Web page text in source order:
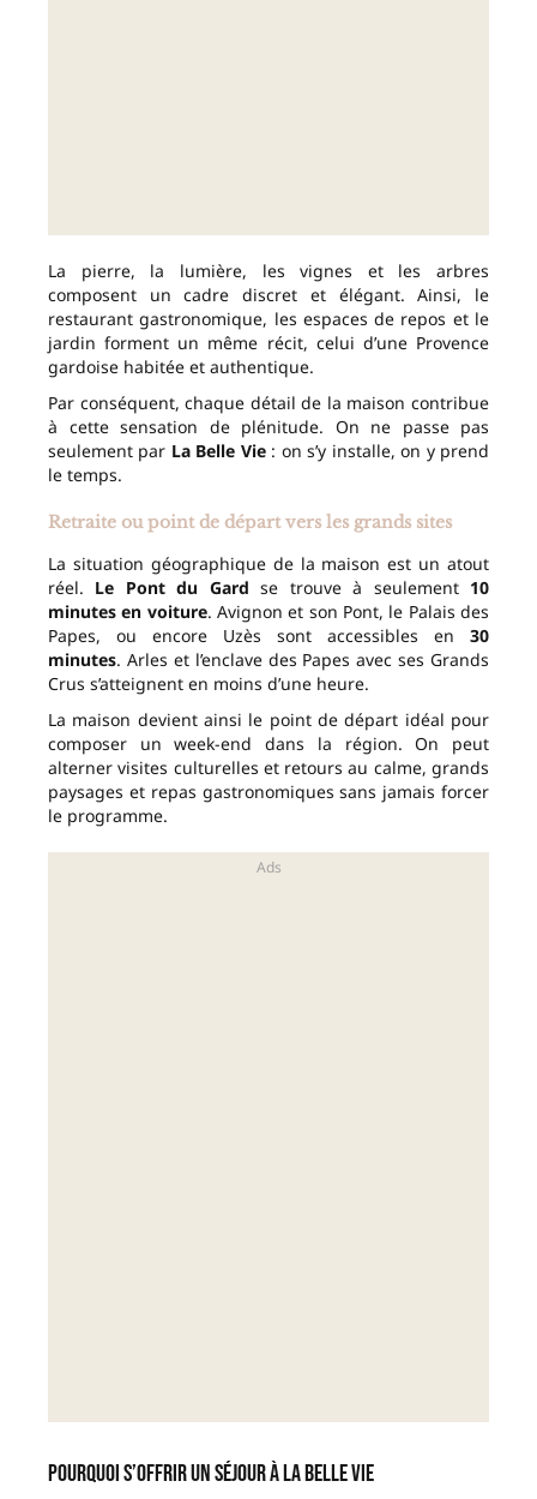
La pierre, la lumière, les vignes et les arbres
composent un cadre discret et élégant. Ainsi, le
restaurant gastronomique, les espaces de repos et le
jardin forment un même récit, celui d’une Provence
gardoise habitée et authentique.
Par conséquent, chaque détail de la maison contribue
à cette sensation de plénitude. On ne passe pas
seulement par La Belle Vie: on s’y installe, on y prend
le temps.
Retraite ou point de départ vers les grands sites
La situation géographique de la maison est un atout
réel. Le Pont du Gard se trouve à seulement 10
minutes en voiture. Avignon et son Pont, le Palais des
Papes, ou encore Uzès sont accessibles en 30
minutes. Arles et l’enclave des Papes avec ses Grands
Crus s’atteignent en moins d’une heure.
La maison devient ainsi le point de départ idéal pour
composer un week-end dans la région. On peut
alterner visites culturelles et retours au calme, grands
paysages et repas gastronomiques sans jamais forcer
le programme.
Pourquoi s’offrir un séjour à La Belle Vie